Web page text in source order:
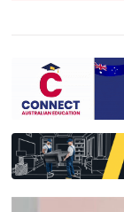
भिडियो
साहित्य
प्रदेश
English